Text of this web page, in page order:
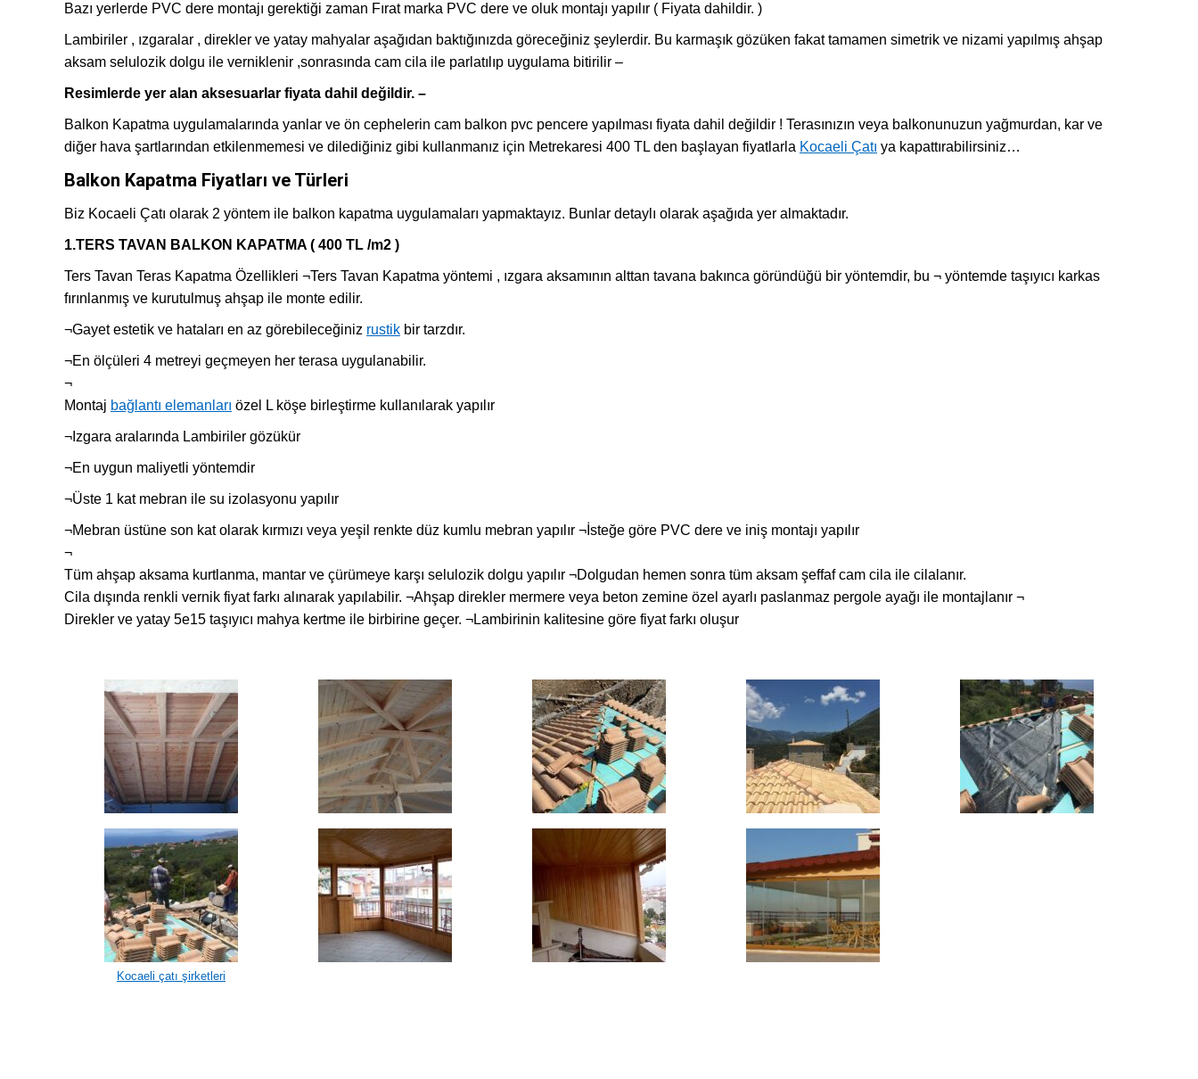
Bazı yerlerde PVC dere montajı gerektiği zaman Fırat marka PVC dere ve oluk montajı yapılır ( Fiyata dahildir. )
Lambiriler , ızgaralar , direkler ve yatay mahyalar aşağıdan baktığınızda göreceğiniz şeylerdir. Bu karmaşık gözüken fakat tamamen simetrik ve nizami yapılmış ahşap
aksam selulozik dolgu ile verniklenir ,sonrasında cam cila ile parlatılıp uygulama bitirilir –
Resimlerde yer alan aksesuarlar fiyata dahil değildir. –
Balkon Kapatma uygulamalarında yanlar ve ön cephelerin cam balkon pvc pencere yapılması fiyata dahil değildir ! Terasınızın veya balkonunuzun yağmurdan, kar ve
diğer hava şartlarından etkilenmemesi ve dilediğiniz gibi kullanmanız için Metrekaresi 400 TL den başlayan fiyatlarla Kocaeli Çatı ya kapattırabilirsiniz…
Balkon Kapatma Fiyatları ve Türleri
Biz Kocaeli Çatı olarak 2 yöntem ile balkon kapatma uygulamaları yapmaktayız. Bunlar detaylı olarak aşağıda yer almaktadır.
1.TERS TAVAN BALKON KAPATMA ( 400 TL /m2 )
Ters Tavan Teras Kapatma Özellikleri ¬Ters Tavan Kapatma yöntemi , ızgara aksamının alttan tavana bakınca göründüğü bir yöntemdir, bu ¬ yöntemde taşıyıcı karkas
fırınlanmış ve kurutulmuş ahşap ile monte edilir.
¬Gayet estetik ve hataları en az görebileceğiniz rustik bir tarzdır.
¬En ölçüleri 4 metreyi geçmeyen her terasa uygulanabilir.
¬
Montaj bağlantı elemanları özel L köşe birleştirme kullanılarak yapılır
¬Izgara aralarında Lambiriler gözükür
¬En uygun maliyetli yöntemdir
¬Üste 1 kat mebran ile su izolasyonu yapılır
¬Mebran üstüne son kat olarak kırmızı veya yeşil renkte düz kumlu mebran yapılır ¬İsteğe göre PVC dere ve iniş montajı yapılır
¬
Tüm ahşap aksama kurtlanma, mantar ve çürümeye karşı selulozik dolgu yapılır ¬Dolgudan hemen sonra tüm aksam şeffaf cam cila ile cilalanır.
Cila dışında renkli vernik fiyat farkı alınarak yapılabilir. ¬Ahşap direkler mermere veya beton zemine özel ayarlı paslanmaz pergole ayağı ile montajlanır ¬
Direkler ve yatay 5e15 taşıyıcı mahya kertme ile birbirine geçer. ¬Lambirinin kalitesine göre fiyat farkı oluşur
Kocaeli çatı şirketleri